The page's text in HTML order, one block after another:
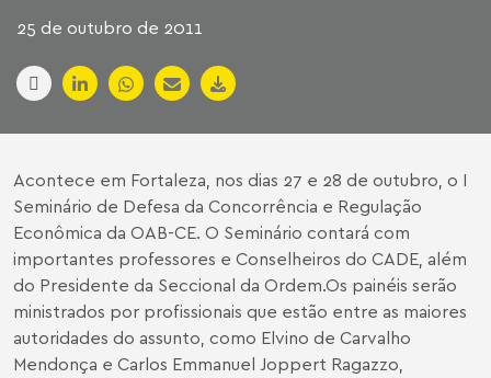
25 de outubro de 2011
Acontece em Fortaleza, nos dias 27 e 28 de outubro, o I
Seminário de Defesa da Concorrência e Regulação
Econômica da OAB-CE. O Seminário contará com
importantes professores e Conselheiros do CADE, além
do Presidente da Seccional da Ordem.Os painéis serão
ministrados por profissionais que estão entre as maiores
autoridades do assunto, como Elvino de Carvalho
Mendonça e Carlos Emmanuel Joppert Ragazzo,